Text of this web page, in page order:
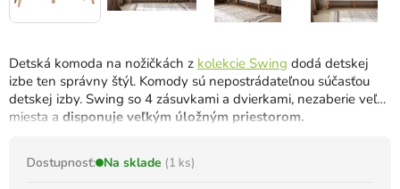
Detská komoda na nožičkách z kolekcie Swing dodá detskej
izbe ten správny štýl. Komody sú nepostrádateľnou súčasťou
detskej izby. Swing so 4 zásuvkami a dvierkami, nezaberie veľa
miesta a disponuje veľkým úložným priestorom.
Dostupnosť: Na sklade (1 ks)